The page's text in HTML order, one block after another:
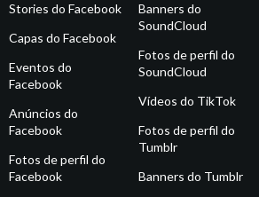
Stories do Facebook
Capas do Facebook
Eventos do
Facebook
Anúncios do
Facebook
Fotos de perfil do
Facebook
Banners do
SoundCloud
Fotos de perfil do
SoundCloud
Vídeos do TikTok
Fotos de perfil do
Tumblr
Banners do Tumblr